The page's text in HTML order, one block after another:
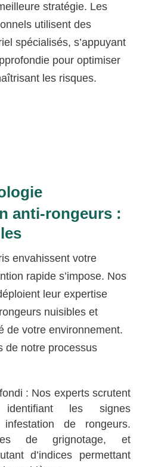
stratégie. Les
utilisent des
spécialisés, s’appuyant
pour optimiser
les risques.
anti-rongeurs :
envahissent votre
rapide s’impose. Nos
leur expertise
nuisibles et
de votre environnement.
de notre processus
: Nos experts scrutent
les signes
infestation de rongeurs.
de grignotage, et
d’indices permettant